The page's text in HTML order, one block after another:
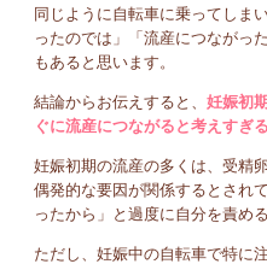
同じように自転車に乗ってしま
ったのでは」「流産につながっ
もあると思います。
結論からお伝えすると、 妊娠初
ぐに流産につながると考えすぎ
妊娠初期の流産の多くは、受精
偶発的な要因が関係するとされ
ったから」と過度に自分を責め
ただし、妊娠中の自転車で特に